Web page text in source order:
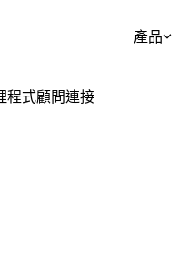
產品
程式顧問連接